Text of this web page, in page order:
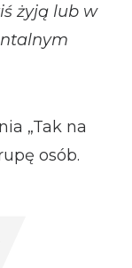
żyją lub w
„Tak na
osób.